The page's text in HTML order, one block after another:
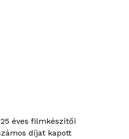
éves filmkészítői
díjat kapott